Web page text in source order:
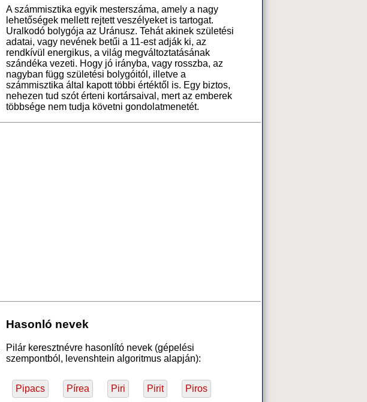
A számmisztika egyik mesterszáma, amely a nagy
lehetőségek mellett rejtett veszélyeket is tartogat.
Uralkodó bolygója az Uránusz. Tehát akinek születési
adatai, vagy nevének betűi a 11-est adják ki, az
rendkívül energikus, a világ megváltoztatásának
szándéka vezeti. Hogy jó irányba, vagy rosszba, az
nagyban függ születési bolygóitól, illetve a
számmisztika által kapott többi értéktől is. Egy biztos,
nehezen tud szót érteni kortársaival, mert az emberek
többsége nem tudja követni gondolatmenetét.
Hasonló nevek
Pilár keresztnévre hasonlító nevek (gépelési
szempontból, levenshtein algoritmus alapján):
Pipacs Pírea Piri Pirit Piros